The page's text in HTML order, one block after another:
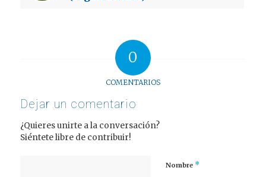
0
COMENTARIOS
Dejar un comentario
¿Quieres unirte a la conversación?
Siéntete libre de contribuir!
Nombre *